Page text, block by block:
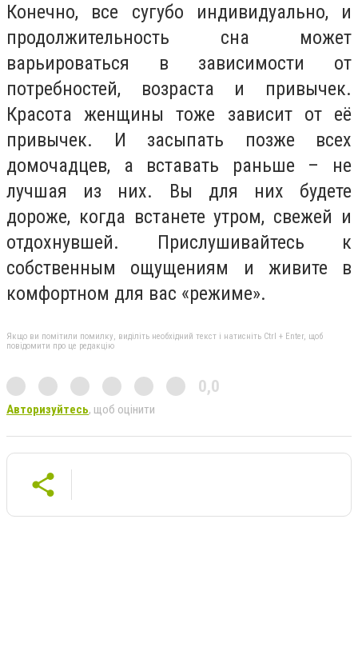
Конечно, все сугубо индивидуально, и
продолжительность сна может
варьироваться в зависимости от
потребностей, возраста и привычек.
Красота женщины тоже зависит от её
привычек. И засыпать позже всех
домочадцев, а вставать раньше – не
лучшая из них. Вы для них будете
дороже, когда встанете утром, свежей и
отдохнувшей. Прислушивайтесь к
собственным ощущениям и живите в
комфортном для вас «режиме».
Якщо ви помітили помилку, виділіть необхідний текст і натисніть Ctrl + Enter, щоб
повідомити про це редакцію
0,0
Авторизуйтесь, щоб оцінити